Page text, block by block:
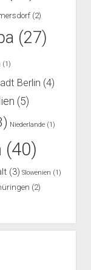
(2)
(27)
(1)
Berlin (4)
(5)
Niederlande(1)
(40)
(3) Slowenien (1)
(2)